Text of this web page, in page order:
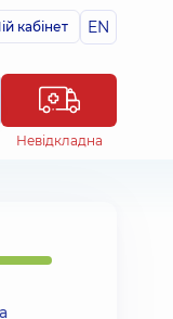
кабінет EN
Невідкладна